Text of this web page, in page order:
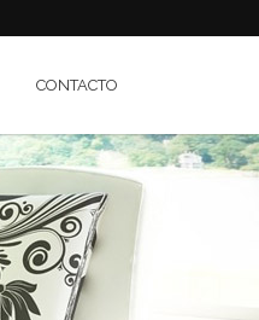
CONTACTO